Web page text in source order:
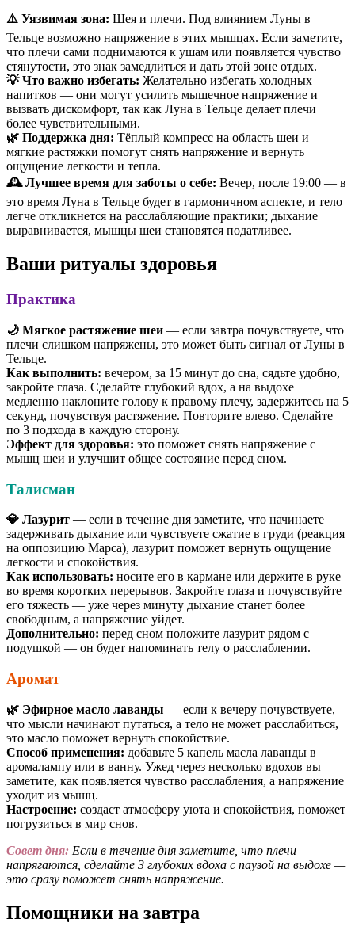
⚠️ Уязвимая зона: Шея и плечи. Под влиянием Луны в
Тельце возможно напряжение в этих мышцах. Если заметите,
что плечи сами поднимаются к ушам или появляется чувство
стянутости, это знак замедлиться и дать этой зоне отдых.
💡 Что важно избегать: Желательно избегать холодных
напитков — они могут усилить мышечное напряжение и
вызвать дискомфорт, так как Луна в Тельце делает плечи
более чувствительными.
🌿 Поддержка дня: Тёплый компресс на область шеи и
мягкие растяжки помогут снять напряжение и вернуть
ощущение легкости и тепла.
🕰 Лучшее время для заботы о себе: Вечер, после 19:00 — в
это время Луна в Тельце будет в гармоничном аспекте, и тело
легче откликнется на расслабляющие практики; дыхание
выравнивается, мышцы шеи становятся податливее.
Ваши ритуалы здоровья
Практика
🌙 Мягкое растяжение шеи — если завтра почувствуете, что
плечи слишком напряжены, это может быть сигнал от Луны в
Тельце.
Как выполнить: вечером, за 15 минут до сна, сядьте удобно,
закройте глаза. Сделайте глубокий вдох, а на выдохе
медленно наклоните голову к правому плечу, задержитесь на 5
секунд, почувствуя растяжение. Повторите влево. Сделайте
по 3 подхода в каждую сторону.
Эффект для здоровья: это поможет снять напряжение с
мышц шеи и улучшит общее состояние перед сном.
Талисман
💎 Лазурит — если в течение дня заметите, что начинаете
задерживать дыхание или чувствуете сжатие в груди (реакция
на оппозицию Марса), лазурит поможет вернуть ощущение
легкости и спокойствия.
Как использовать: носите его в кармане или держите в руке
во время коротких перерывов. Закройте глаза и почувствуйте
его тяжесть — уже через минуту дыхание станет более
свободным, а напряжение уйдет.
Дополнительно: перед сном положите лазурит рядом с
подушкой — он будет напоминать телу о расслаблении.
Аромат
🌿 Эфирное масло лаванды — если к вечеру почувствуете,
что мысли начинают путаться, а тело не может расслабиться,
это масло поможет вернуть спокойствие.
Способ применения: добавьте 5 капель масла лаванды в
аромалампу или в ванну. Ужед через несколько вдохов вы
заметите, как появляется чувство расслабления, а напряжение
уходит из мышц.
Настроение: создаст атмосферу уюта и спокойствия, поможет
погрузиться в мир снов.
Совет дня: Если в течение дня заметите, что плечи
напрягаются, сделайте 3 глубоких вдоха с паузой на выдохе —
это сразу поможет снять напряжение.
Помощники на завтра